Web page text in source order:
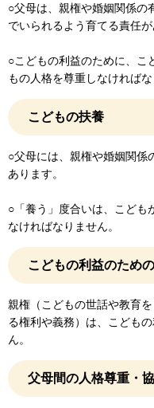
○父母は、親権や婚姻関係の
でいられるよう育てる責任が
○こどもの利益のために、こ
もの人格を尊重しなければな
こどもの扶養
○父母には、親権や婚姻関係
あります。
○「養う」度合いは、こども
なければなりません。
こどもの利益のため
親権（こどもの世話や教育
る権利や義務）は、こども
ん。
父母間の人格尊重・